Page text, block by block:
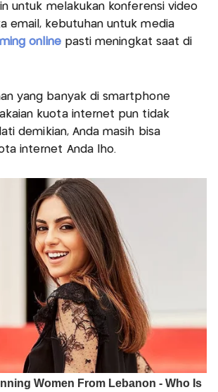
untuk melakukan konferensi video
email, kebutuhan untuk media
onlinepasti meningkat saat di
yang banyak di smartphone
kuota internet pun tidak
demikian, Anda masih bisa
internet Anda lho.